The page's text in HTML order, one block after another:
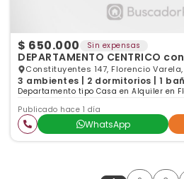
$ 650.000 Sin expensas
DEPARTAMENTO CENTRICO
Constituyentes 147, Florencio Varela,
3 ambientes | 2 dormitorios | 1
Departamento tipo Casa en Alquiler en
Publicado hace 1 día
WhatsApp